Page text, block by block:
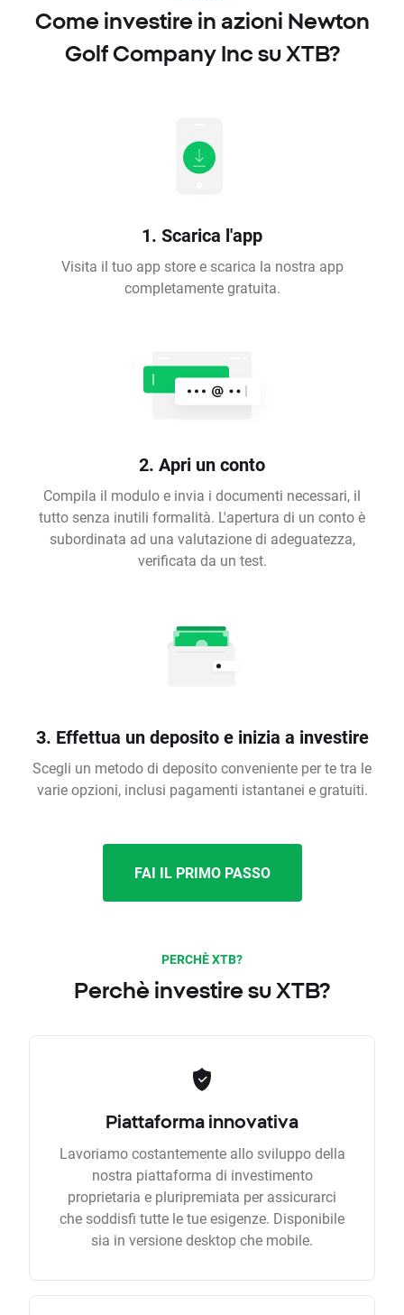
Come investire in azioni Newton
Golf Company Inc su XTB?
1. Scarica l'app
Visita il tuo app store e scarica la nostra app
completamente gratuita.
2. Apri un conto
Compila il modulo e invia i documenti necessari, il
tutto senza inutili formalità. L'apertura di un conto è
subordinata ad una valutazione di adeguatezza,
verificata da un test.
3. Effettua un deposito e inizia a investire
Scegli un metodo di deposito conveniente per te tra le
varie opzioni, inclusi pagamenti istantanei e gratuiti.
FAI IL PRIMO PASSO
PERCHÈ XTB?
Perchè investire su XTB?
Piattaforma innovativa
Lavoriamo costantemente allo sviluppo della
nostra piattaforma di investimento
proprietaria e pluripremiata per assicurarci
che soddisfi tutte le tue esigenze. Disponibile
sia in versione desktop che mobile.